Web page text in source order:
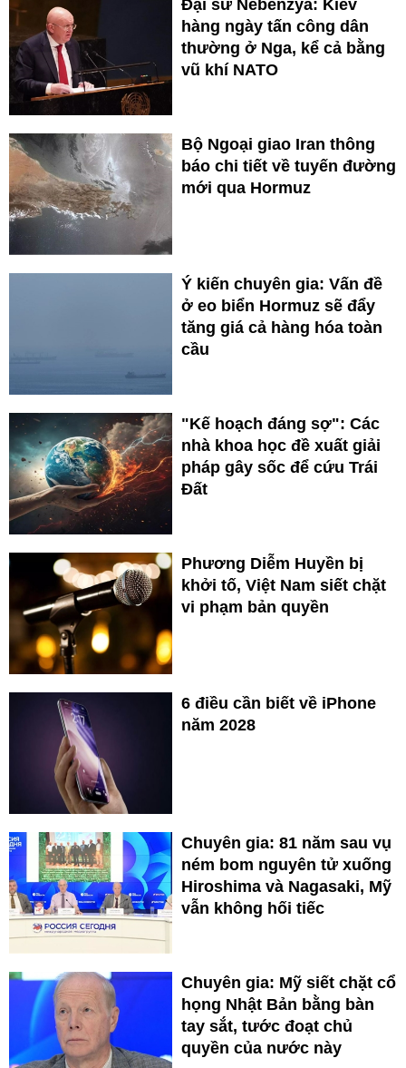
Đại sứ Nebenzya: Kiev
hàng ngày tấn công dân
thường ở Nga, kể cả bằng
vũ khí NATO
Bộ Ngoại giao Iran thông
báo chi tiết về tuyến đường
mới qua Hormuz
Ý kiến chuyên gia: Vấn đề
ở eo biển Hormuz sẽ đẩy
tăng giá cả hàng hóa toàn
cầu
"Kế hoạch đáng sợ": Các
nhà khoa học đề xuất giải
pháp gây sốc để cứu Trái
Đất
Phương Diễm Huyền bị
khởi tố, Việt Nam siết chặt
vi phạm bản quyền
6 điều cần biết về iPhone
năm 2028
Chuyên gia: 81 năm sau vụ
ném bom nguyên tử xuống
Hiroshima và Nagasaki, Mỹ
vẫn không hối tiếc
Chuyên gia: Mỹ siết chặt cổ
họng Nhật Bản bằng bàn
tay sắt, tước đoạt chủ
quyền của nước này